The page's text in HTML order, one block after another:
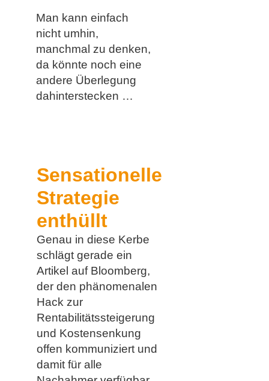
Man kann einfach
nicht umhin,
manchmal zu denken,
da könnte noch eine
andere Überlegung
dahinterstecken …
Sensationelle
Strategie
enthüllt
Genau in diese Kerbe
schlägt gerade ein
Artikel auf Bloomberg,
der den phänomenalen
Hack zur
Rentabilitätssteigerung
und Kostensenkung
offen kommuniziert und
damit für alle